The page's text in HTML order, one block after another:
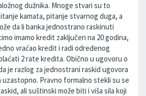
dužnika. Mnoge stvari su to
kamata, pitanje stvarnog duga, a
da li banka jednostrano raskinuti
imamo kredit zaključen na 20 godina,
vraćao kredit i radi određenog
2 rate kredita. Obično u ugovoru o
je razlog za jednostrani raskid ugovora
Pravno formalno stekli su se
ali suštinski može biti i viša sila koji